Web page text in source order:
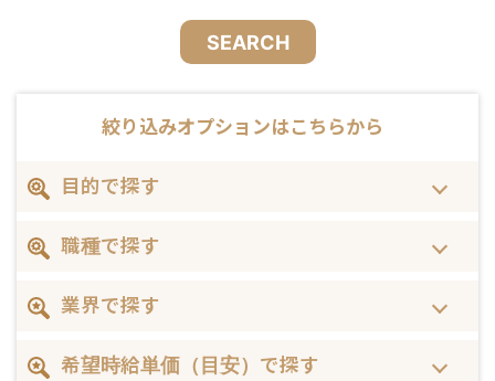
SEARCH
絞り込みオプションはこちらから
目的で探す
職種で探す
業界で探す
希望時給単価（目安）で探す